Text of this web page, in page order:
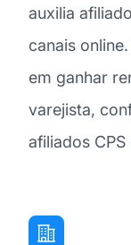
auxilia
canais
em ganhar
varejista,
afiliados CPS